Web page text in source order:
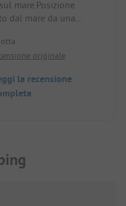
mare.Posizione
dal mare da una
vicinanze. I servizi
greco. Per noi è
originale
la recensione